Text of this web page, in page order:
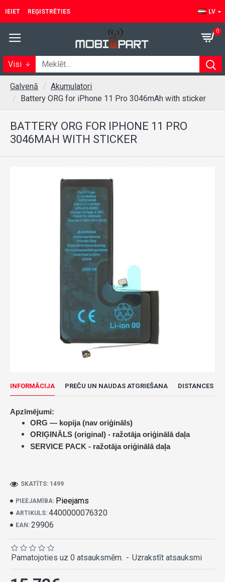
IEIET REĢISTRĒTIES LV
0
Visi
Galvenā
Akumulatori
Battery ORG for iPhone 11 Pro 3046mAh with sticker
BATTERY ORG FOR IPHONE 11 PRO
3046MAH WITH STICKER
INFORMĀCIJA PREČU UN NAUDAS ATGRIEŠANA DISTANCES
Apzīmējumi:
ORG — kopija (nav oriģināls)
ORIĢINĀLS (original) - ražotāja oriģinālā daļa
SERVICE PACK - ražotāja oriģinālā daļa
PIEEJAMĪBA: Pieejams
ARTIKULS: 4400000076320
EAN: 29906
SKATĪTS: 1499
Pamatojoties uz 0 atsauksmēm. - Uzrakstīt atsauksmi